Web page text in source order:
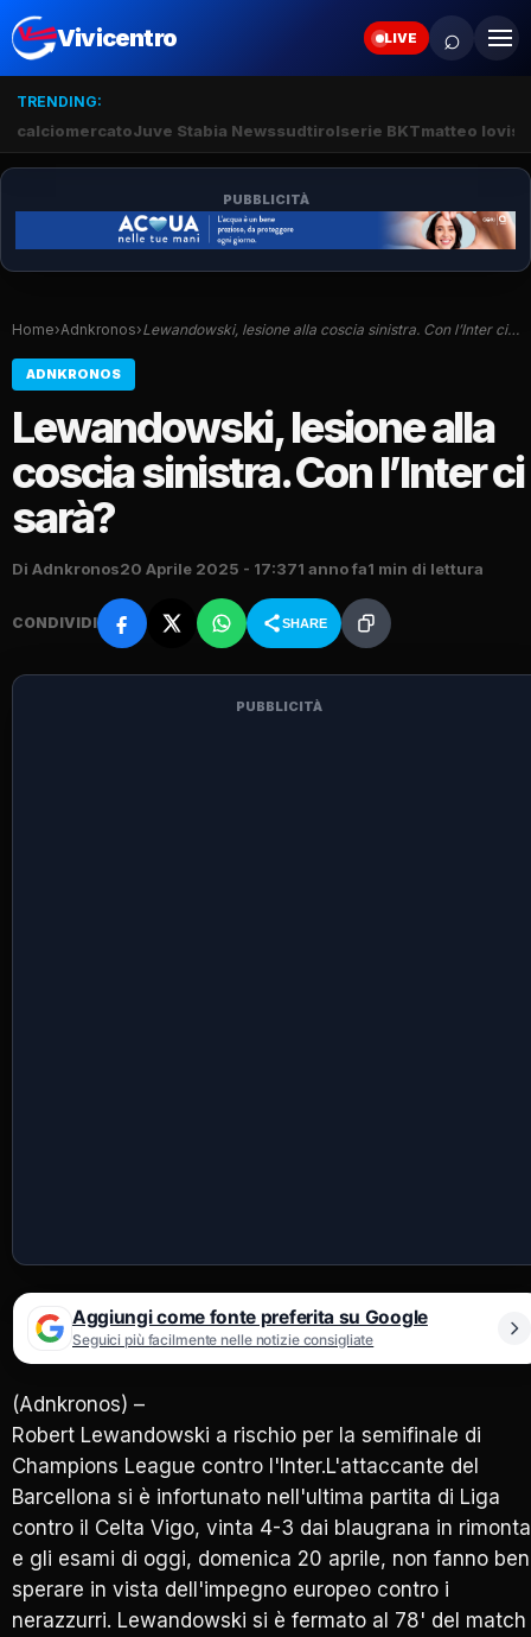
Vivicentro LIVE ⌕
TRENDING:
calciomercatoJuve Stabia Newssudtirolserie BKTmatteo lovisa
PUBBLICITÀ
Home›Adnkronos›Lewandowski, lesione alla coscia sinistra. Con l’Inter ci…
ADNKRONOS
Lewandowski, lesione alla
coscia sinistra. Con l’Inter ci
sarà?
Di Adnkronos20 Aprile 2025 - 17:371 anno fa1 min di lettura
CONDIVIDI SHARE
PUBBLICITÀ
Aggiungi come fonte preferita su Google
Seguici più facilmente nelle notizie consigliate
(Adnkronos) –
Robert Lewandowski a rischio per la semifinale di
Champions League contro l'Inter.L'attaccante del
Barcellona si è infortunato nell'ultima partita di Liga
contro il Celta Vigo, vinta 4-3 dai blaugrana in
e gli esami di oggi, domenica 20 aprile, non fanno ben
sperare in vista dell'impegno europeo contro i
nerazzurri. Lewandowski si è fermato al 78' del match